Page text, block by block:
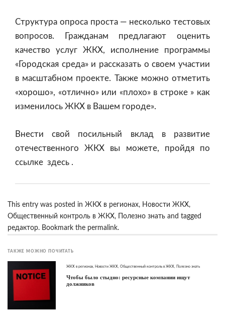
Структура опроса проста — несколько тестовых
вопросов. Гражданам предлагают оценить
качество услуг ЖКХ, исполнение программы
«Городская среда» и рассказать о своем участии
в масштабном проекте. Также можно отметить
«хорошо», «отлично» или «плохо» в строке » как
изменилось ЖКХ в Вашем городе».
Внести свой посильный вклад в развитие
отечественного ЖКХ вы можете, пройдя по
ссылке здесь .
This entry was posted in ЖКХ в регионах, Новости ЖКХ,
Общественный контроль в ЖКХ, Полезно знать and tagged
редактор. Bookmark the permalink.
ТАКЖЕ МОЖНО ПОЧИТАТЬ
ЖКХ в регионах Новости ЖКХ Общественный контроль в ЖКХ Полезно знать
Чтобы было стыдно: ресурсные компании ищут
должников